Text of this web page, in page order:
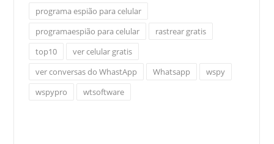
programa espião para celular
programaespião para celular
rastrear gratis
top10
ver celular gratis
ver conversas do WhastApp
Whatsapp
wspy
wspypro
wtsoftware